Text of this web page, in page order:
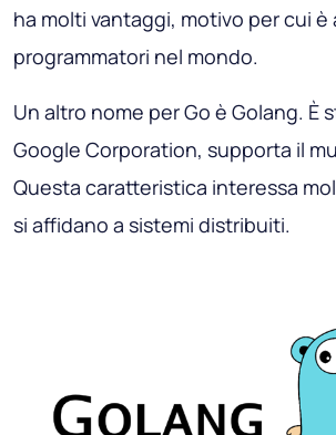
ha molti vantaggi, motivo per cui è
programmatori nel mondo.
Un altro nome per Go è Golang. È
Google Corporation, supporta il
Questa caratteristica interessa
si affidano a sistemi distribuiti.